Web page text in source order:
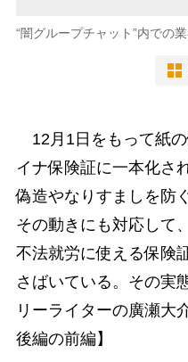
“闇グループチャット”内での
12月1日をもって紙
イナ保険証に一本化さ
偽造やなりすましを防
その動きにも対応して
不法就労に使える保険
さばいている。その実
リーライターの廣瀬大
後編の前編】